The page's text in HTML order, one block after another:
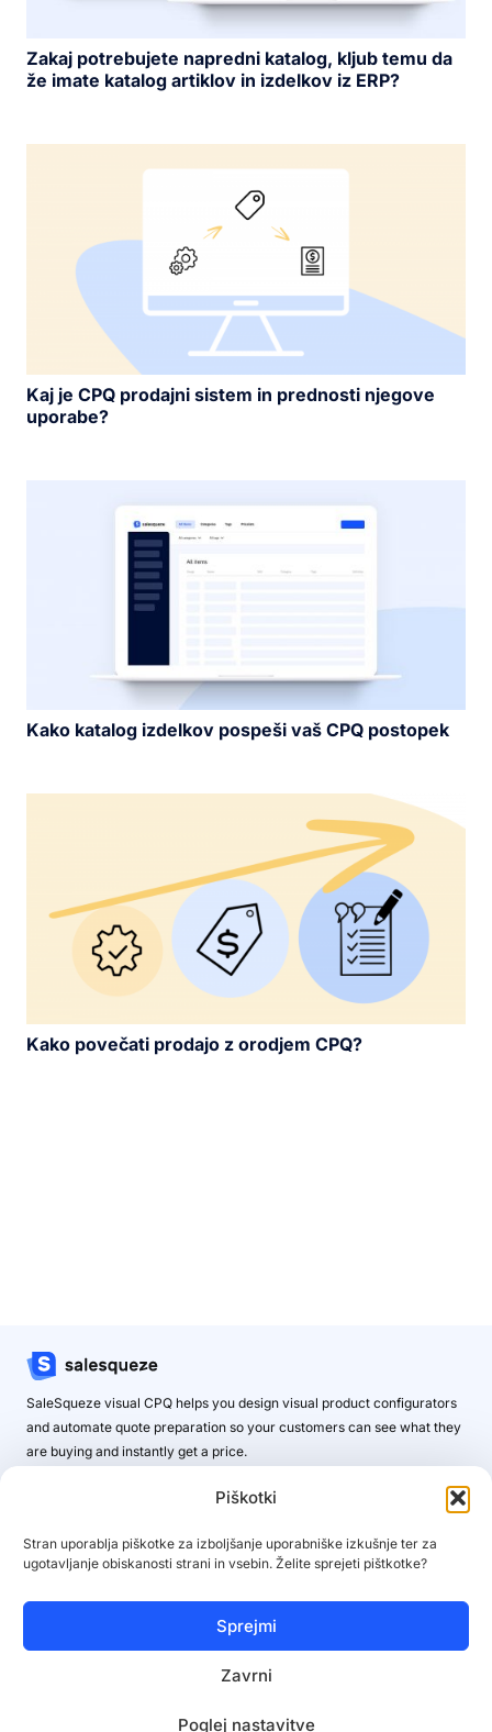
Piškotki
Stran uporablja piškotke za izboljšanje uporabniške izkušnje ter za
ugotavljanje obiskanosti strani in vsebin. Želite sprejeti pištkotke?
Sprejmi
Zavrni
Poglej nastavitve
Zakaj potrebujete napredni katalog, kljub temu da
že imate katalog artiklov in izdelkov iz ERP?
Kaj je CPQ prodajni sistem in prednosti njegove
uporabe?
Kako katalog izdelkov pospeši vaš CPQ postopek
Kako povečati prodajo z orodjem CPQ?
SaleSqueze visual CPQ helps you design visual product configurators
and automate quote preparation so your customers can see what they
are buying and instantly get a price.
Platform
Configurator
Resources
Webinars
Case studies
Blog
Release notes